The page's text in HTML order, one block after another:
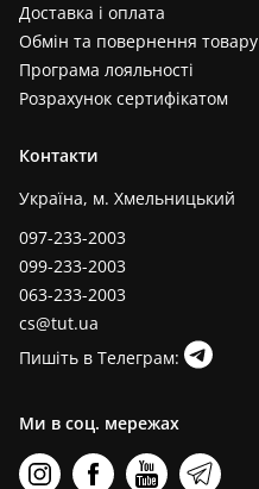
Доставка і оплата
Обмін та повернення товару
Програма лояльності
Розрахунок сертифікатом
Контакти
Україна, м. Хмельницький
097-233-2003
099-233-2003
063-233-2003
cs@tut.ua
Пишіть в Телеграм:
Ми в соц. мережах